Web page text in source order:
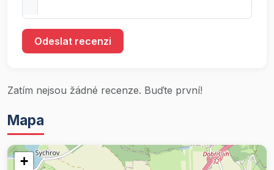
Odeslat recenzi
Zatím nejsou žádné recenze. Buďte první!
Mapa
+